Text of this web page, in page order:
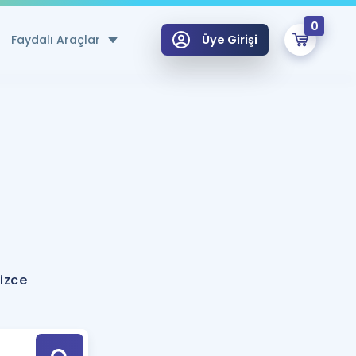
Faydalı Araçlar
Hesaplama Aracı
için Öneriler
Tek Takvimde
Üye Girişi
0